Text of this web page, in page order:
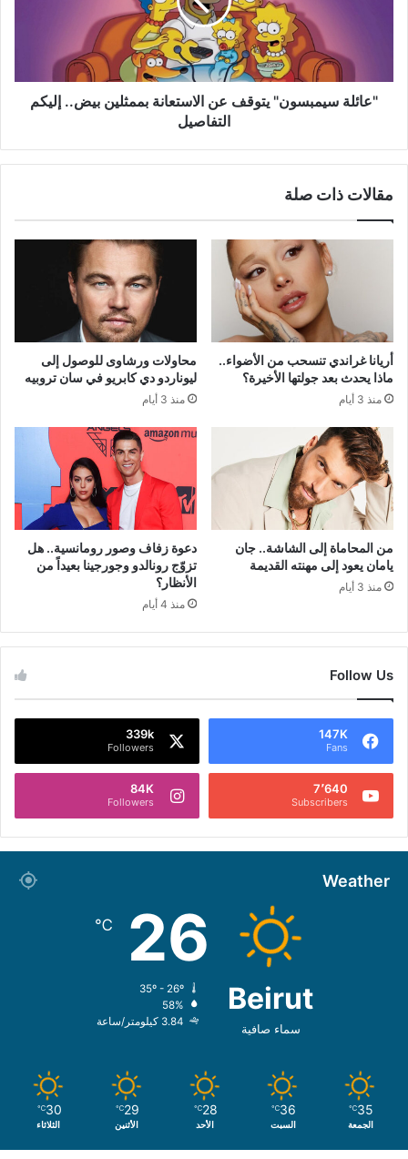
التفاصيل
"عائلة سيمبسون" يتوقف عن الاستعانة بممثلين بيض.. إليكم
التفاصيل
مقالات ذات صلة
أريانا غراندي تنسحب من الأضواء..
ماذا يحدث بعد جولتها الأخيرة؟
منذ 3 أيام
محاولات ورشاوى للوصول إلى
ليوناردو دي كابريو في سان تروبيه
منذ 3 أيام
من المحاماة إلى الشاشة.. جان
يامان يعود إلى مهنته القديمة
منذ 3 أيام
دعوة زفاف وصور رومانسية.. هل
تزوّج رونالدو وجورجينا بعيداً من
الأنظار؟
منذ 4 أيام
Follow Us
147K
Fans
339k
Followers
7٬640
Subscribers
84K
Followers
Weather
Beirut
سماء صافية
26
℃
58%
3.84 كيلومتر/ساعة
35
℃
الجمعة
36
℃
السبت
28
℃
الأحد
29
℃
الأثنين
30
℃
الثلاثاء